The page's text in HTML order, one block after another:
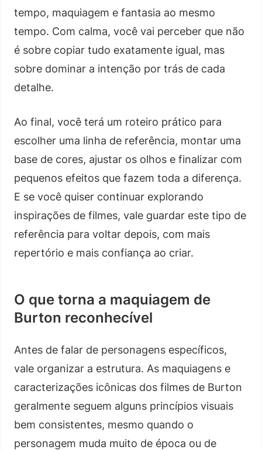
tempo, maquiagem e fantasia ao mesmo
tempo. Com calma, você vai perceber que não
é sobre copiar tudo exatamente igual, mas
sobre dominar a intenção por trás de cada
detalhe.
Ao final, você terá um roteiro prático para
escolher uma linha de referência, montar uma
base de cores, ajustar os olhos e finalizar com
pequenos efeitos que fazem toda a diferença.
E se você quiser continuar explorando
inspirações de filmes, vale guardar este tipo de
referência para voltar depois, com mais
repertório e mais confiança ao criar.
O que torna a maquiagem de
Burton reconhecível
Antes de falar de personagens específicos,
vale organizar a estrutura. As maquiagens e
caracterizações icônicas dos filmes de Burton
geralmente seguem alguns princípios visuais
bem consistentes, mesmo quando o
personagem muda muito de época ou de